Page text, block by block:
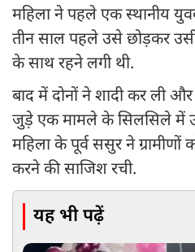
महिला ने पहले एक स्थानीय
तीन साल पहले उसे छोड़कर
के साथ रहने लगी थी.
बाद में दोनों ने शादी कर ली
जुड़े एक मामले के सिलसिले में
महिला के पूर्व ससुर ने ग्रामीणों
करने की साजिश रची.
यह भी पढ़ें